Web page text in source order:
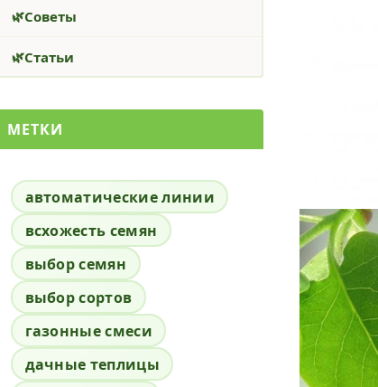
Советы
Статьи
МЕТКИ
автоматические линии
всхожесть семян
выбор семян
выбор сортов
газонные смеси
дачные теплицы